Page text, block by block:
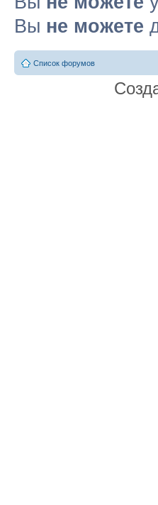
Вы не можете
Список форумов